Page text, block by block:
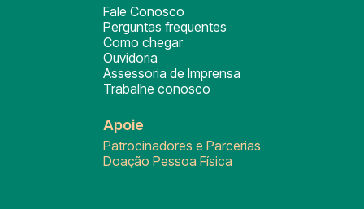
Fale Conosco
Perguntas frequentes
Como chegar
Ouvidoria
Assessoria de Imprensa
Trabalhe conosco
Apoie
Patrocinadores e Parcerias
Doação Pessoa Física